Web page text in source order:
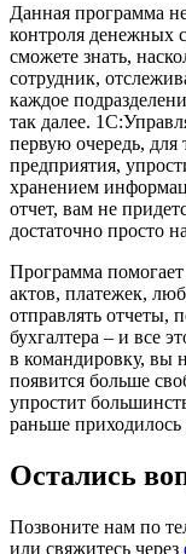
Данная программа
контроля денежных
сможете знать,
сотрудник,
каждое
так далее.
первую очередь, для
предприятия,
хранением
отчет, вам не
достаточно просто
Программа помогает
актов, платежек,
отправлять отчеты,
бухгалтера – и все
в командировку, вы
появится больше
упростит
раньше
Остались
Позвоните нам по
или свяжитесь через